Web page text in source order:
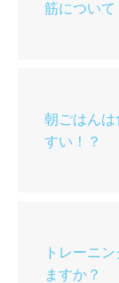
筋について
朝ごはん
すい！？
トレーニ
ますか？